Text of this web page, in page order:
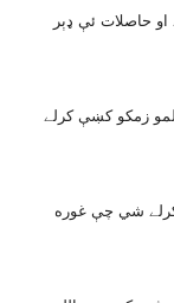
او حاصلات ئې ډېر
زمکو کښې کرلے
څۀ د پاسه ١٠ قسمه کرلے شي چې غوره